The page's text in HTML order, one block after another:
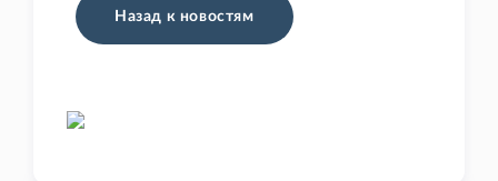
Назад к новостям